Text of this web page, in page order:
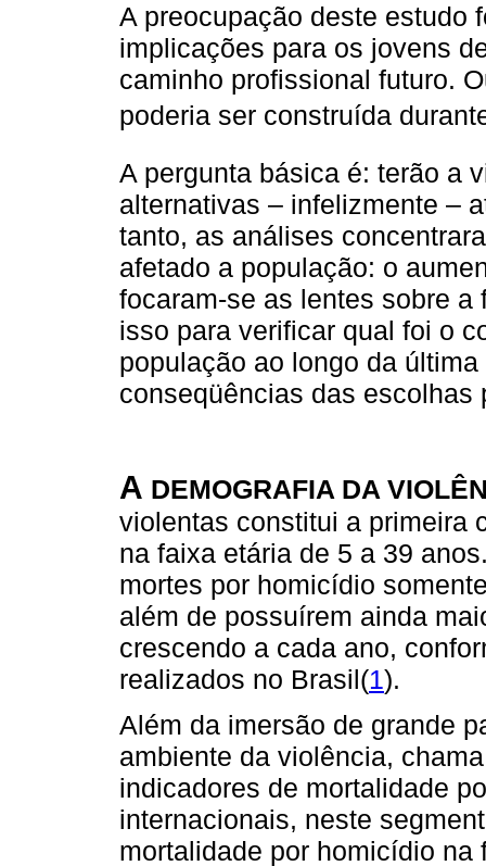
A preocupação deste estudo
implicações para os jovens
caminho profissional futuro.
poderia ser construída
A pergunta básica é: terão a
alternativas – infelizmente –
tanto, as análises
afetado a população: o
focaram-se as lentes sobre a
isso para verificar qual foi o
população ao longo da
conseqüências das escolhas
A DEMOGRAFIA DA
violentas constitui a primeira
na faixa etária de 5 a 39
mortes por homicídio
além de possuírem ainda
crescendo a cada ano,
realizados no Brasil(1).
Além da imersão de grande
ambiente da violência,
indicadores de mortalidade
internacionais, neste
mortalidade por homicídio